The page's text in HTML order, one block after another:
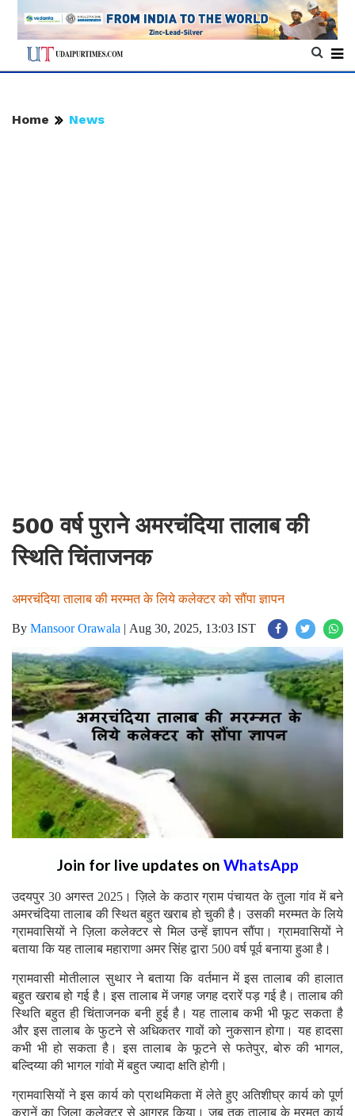
Home News
500 वर्ष पुराने अमरचंदिया तालाब की
स्थिति चिंताजनक
अमरचंदिया तालाब की मरम्मत के लिये कलेक्टर को सौंपा ज्ञापन
By Mansoor Orawala | Aug 30, 2025, 13:03 IST
Join for live updates on WhatsApp
उदयपुर 30 अगस्त 2025। ज़िले के कठार ग्राम पंचायत के तुला गांव में बने
अमरचंदिया तालाब की स्थित बहुत खराब हो चुकी है। उसकी मरम्मत के लिये
ग्रामवासियों ने ज़िला कलेक्टर से मिल उन्हें ज्ञापन सौंपा। ग्रामवासियों ने
बताया कि यह तालाब महाराणा अमर सिंह द्वारा 500 वर्ष पूर्व बनाया हुआ है।
ग्रामवासी मोतीलाल सुथार ने बताया कि वर्तमान में इस तालाब की हालात
बहुत खराब हो गई है। इस तालाब में जगह जगह दरारें पड़ गई है। तालाब की
स्थिति बहुत ही चिंताजनक बनी हुई है। यह तालाब कभी भी फूट सकता है
और इस तालाब के फुटने से अधिकतर गावों को नुकसान होगा। यह हादसा
कभी भी हो सकता है। इस तालाब के फूटने से फतेपुर, बोरु की भागल,
बल्दिय्या की भागल गांवो में बहुत ज्यादा क्षति होगी।
ग्रामवासियों ने इस कार्य को प्राथमिकता में लेते हुए अतिशीघ्र कार्य को पूर्ण
करानें का ज़िला कलेक्टर से आग्रह किया। जब तक तालाब के मरमत कार्य